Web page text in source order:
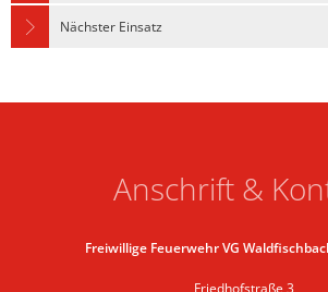
Nächster Einsatz
Anschrift &
Freiwillige Feuerwehr VG